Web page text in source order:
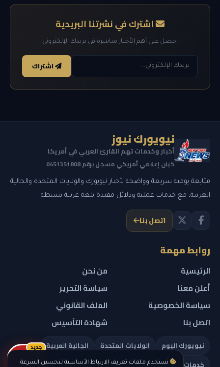
نستخدم ملفات تعريف الارتباط الأساسية لتحسين السرعة
اشترك في نشرتنا البريدية
احصل على أهم الأخبار مباشرة في بريدك الإلكتروني
اشتراك
نيويورك نيوز
أخبار وخدمات تهم القارئ العربي في أمريكا
كيان إعلامي أمريكي مسجل برقم 0451351808
متابعة يومية سريعة وواضحة لأخبار نيويورك والولايات المتحدة والجالية
العربية، مع خدمات عملية ودلائل مفيدة بلغة عربية بسيطة.
اتصل بنا
روابط مهمة
الرئيسية
من نحن
أعلن معنا
سياسة التحرير
سياسة الخصوصية
الملف القانوني
اتصل بنا
شهادة التأسيس
نيويورك اليوم الولايات المتحدة
الجالية العربية
خدمات تهمك
ريلز
جديد